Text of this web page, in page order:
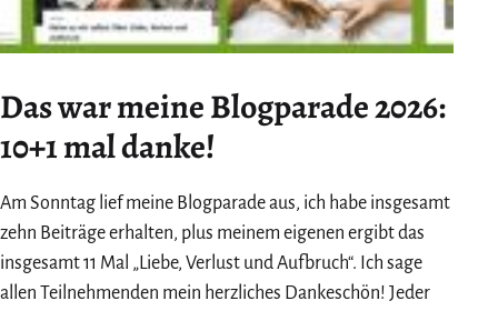
Das war meine Blogparade 2026:
10+1 mal danke!
Am Sonntag lief meine Blogparade aus, ich habe insgesamt
zehn Beiträge erhalten, plus meinem eigenen ergibt das
insgesamt 11 Mal „Liebe, Verlust und Aufbruch“. Ich sage
allen Teilnehmenden mein herzliches Dankeschön! Jeder